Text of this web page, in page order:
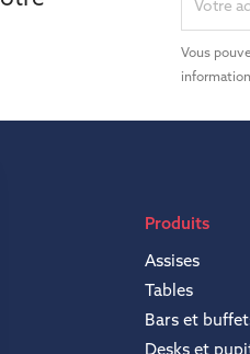
Vous
Produits
Assises
Tables
Bars et